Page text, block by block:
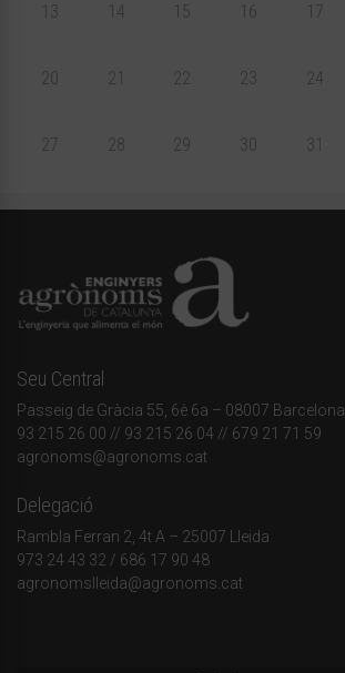
13 14 15 16 17
20 21 22 23 24
27 28 29 30 31
Seu Central
Passeig de Gràcia 55, 6è 6a – 08007 Barcelona
93 215 26 00 // 93 215 26 04 // 679 21 71 59
agronoms@agronoms.cat
Delegació
Rambla Ferran 2, 4t A – 25007 Lleida
973 24 43 32 / 686 17 90 48
agronomslleida@agronoms.cat